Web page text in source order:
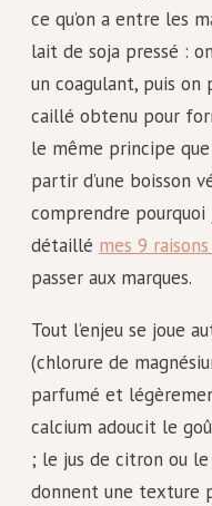
ce qu’on a entre les
lait de soja pressé :
un coagulant, puis
caillé obtenu pour
le même principe
partir d’une boisson
comprendre pourquoi
détaillé mes 9
passer aux marques.
Tout l’enjeu se joue
(chlorure de
parfumé et
calcium adoucit le
; le jus de citron ou
donnent une texture